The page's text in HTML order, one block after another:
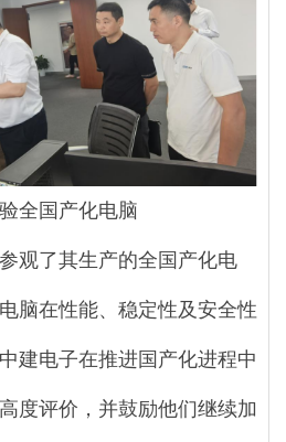
全国产化电脑
观了其生产的全国产化电
脑在性能、稳定性及安全性
建电子在推进国产化进程中
度评价，并鼓励他们继续加